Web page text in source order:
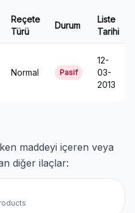
Reçete
Türü
Durum
Liste
Tarihi
Normal Pasif
12-
03-
2013
maddeyi içeren veya
diğer ilaçlar: